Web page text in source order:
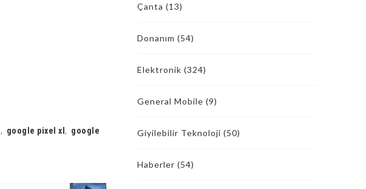
, google pixel xl , google
Çanta (13)
Donanım (54)
Elektronik (324)
General Mobile (9)
Giyilebilir Teknoloji (50)
Haberler (54)